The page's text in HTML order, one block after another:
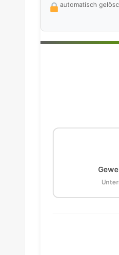
automatisch